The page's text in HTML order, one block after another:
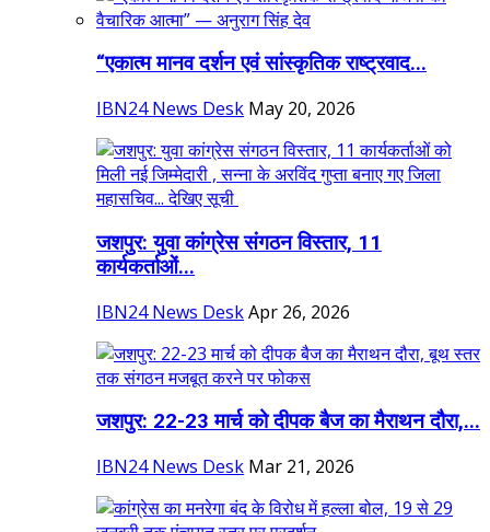
“एकात्म मानव दर्शन एवं सांस्कृतिक राष्ट्रवाद...
IBN24 News Desk May 20, 2026
जशपुर: युवा कांग्रेस संगठन विस्तार, 11
कार्यकर्ताओं...
IBN24 News DeskApr 26, 2026
जशपुर: 22-23 मार्च को दीपक बैज का मैराथन दौरा,...
IBN24 News Desk Mar 21, 2026